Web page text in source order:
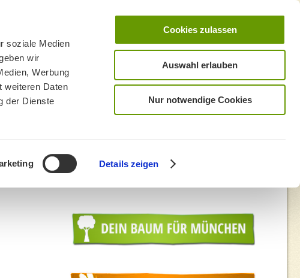
soziale Medien
wir
Werbung
weiteren Daten
der Dienste
Details zeigen
Cookies zulassen
Auswahl erlauben
Nur notwendige Cookies